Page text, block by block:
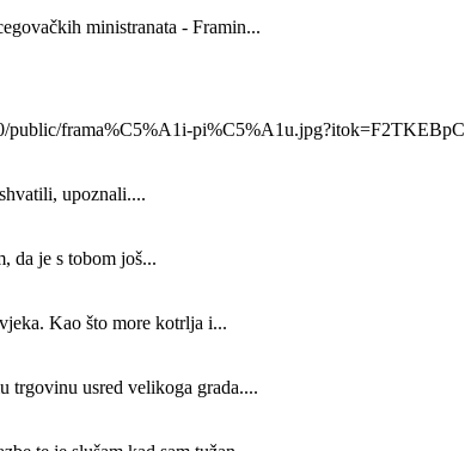
ministranata - Framin...
public/frama%C5%A1i-pi%C5%A1u.jpg?itok=F2TKEBpC
upoznali....
da je s tobom još...
Kao što more kotrlja i...
trgovinu usred velikoga grada....